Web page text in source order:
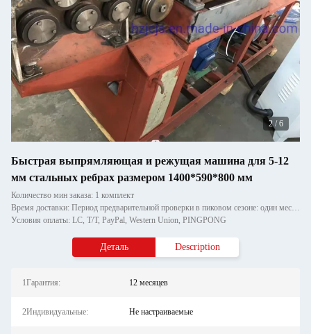
2/6
Быстрая выпрямляющая и режущая машина для 5-12
мм стальных ребрах размером 1400*590*800 мм
Количество мин заказа: 1 комплект
Время доставки: Период предварительной проверки в пиковом сезоне: один месяц, вне сезона: в течение 15 рабочих дней
Условия оплаты: LC, T/T, PayPal, Western Union, PINGPONG
Деталь Description
1Гарантия: 12 месяцев
2Индивидуальные: Не настраиваемые